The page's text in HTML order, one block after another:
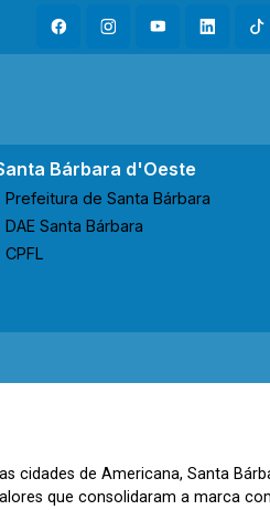
Bárbara d'Oeste
Prefeitura de Santa Bárbara
DAE Santa Bárbara
CPFL
cidades de Americana, Santa
que consolidaram a marca